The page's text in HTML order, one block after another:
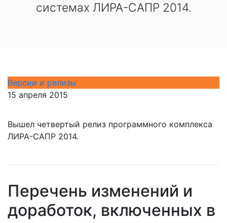
системах ЛИРА-САПР 2014.
Версии и релизы
15 апреля 2015
Вышел четвертый релиз программного комплекса
ЛИРА-САПР 2014.
Перечень изменений и
доработок, включенных в